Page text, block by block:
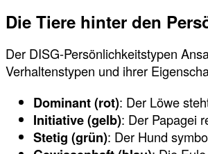
Die Tiere hinter den
Der DISG-Persönlichkeitstypen
Verhaltenstypen und ihrer
Dominant (rot): Der Löwe
Initiative (gelb): Der Papagei
Stetig (grün): Der Hund